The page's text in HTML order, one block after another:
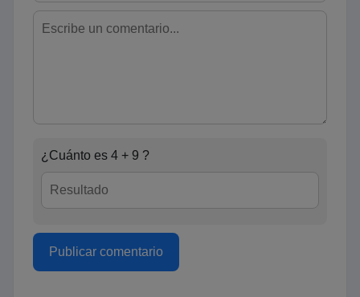
¿Cuánto es 4 + 9 ?
Publicar comentario